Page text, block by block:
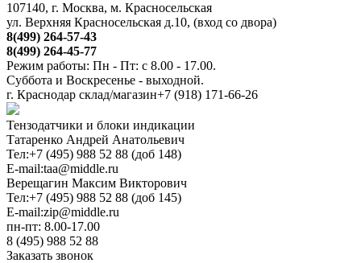
107140, г. Москва, м. Красносельская
ул. Верхняя Красносельская д.10, (вход со двора)
8(499) 264-57-43
8(499) 264-45-77
Режим работы: Пн - Пт: с 8.00 - 17.00.
Суббота и Воскресенье - выходной.
г. Краснодар склад/магазин+7 (918) 171-66-26
Тензодатчики и блоки индикации
Татаренко Андрей Анатольевич
Тел:+7 (495) 988 52 88 (доб 148)
E-mail:taa@middle.ru
Верещагин Максим Викторович
Тел:+7 (495) 988 52 88 (доб 145)
E-mail:zip@middle.ru
пн-пт: 8.00-17.00
8 (495) 988 52 88
Заказать звонок